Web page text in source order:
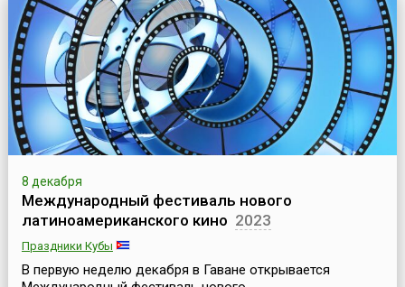
ислама, Мевлана увидел свет на земле нынешнего
Афганистана и скончался в Конье, центре
сельджукского государства, но честь считаться
родиной Джела...
8 декабря
Международный фестиваль нового
латиноамериканского кино 2023
Праздники Кубы
В первую неделю декабря в Гаване открывается